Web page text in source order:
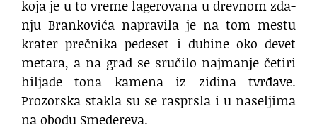
ko­ja je u to vre­me la­ge­ro­va­na u drev­nom zda­
nju Bran­ko­vi­ća na­pra­vi­la je na tom me­stu
kra­ter preč­ni­ka pe­de­set i du­bi­ne oko de­vet
me­ta­ra, a na grad se sru­či­lo najma­nje če­ti­ri
hi­lja­de to­na ka­me­na iz zi­di­na tvr­đa­ve.
Prozorska stakla su se rasprsla i u naseljima
na obodu Smedereva.